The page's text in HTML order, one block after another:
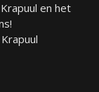
en het